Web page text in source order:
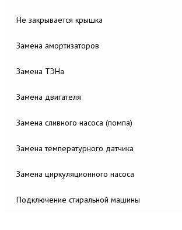
Не закрывается крышка
Замена амортизаторов
Замена ТЭНа
Замена двигателя
Замена сливного насоса (помпа)
Замена температурного датчика
Замена циркуляционного насоса
Подключение стиральной машины